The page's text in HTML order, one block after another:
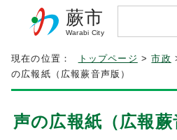
蕨市
Warabi City
現在の位置： トップページ >市政
の広報紙（広報蕨音声版）
声の広報紙（広報蕨